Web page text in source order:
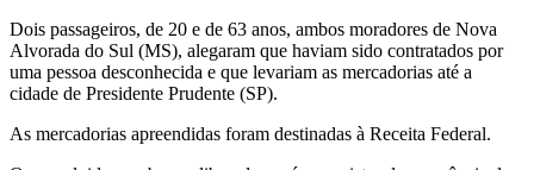
Dois passageiros, de 20 e de 63 anos, ambos moradores de Nova
Alvorada do Sul (MS), alegaram que haviam sido contratados por
uma pessoa desconhecida e que levariam as mercadorias até a
cidade de Presidente Prudente (SP).
As mercadorias apreendidas foram destinadas à Receita Federal.